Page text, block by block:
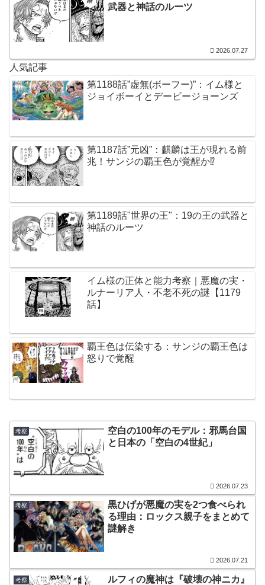
武器と神話のルーツ
2026.07.27
人気記事
第1188話”虚無(ボーフー)”：イム様と
ジョイボーイとデービージョーンズ
第1187話”元凶”：麒麟は王が現れる前
兆！サンジの覇王色が覚醒か⁉︎
第1189話"世界の王"：19の王の武器と
神話のルーツ
イム様の正体と能力考察｜悪魔の実・
ルナーリア人・不老不死の謎【1179
話】
覇王色は伝染する：サンジの覇王色は
怒りで覚醒
考察
空白の100年のモデル：邪馬台国
と日本の「空白の4世紀」
2026.07.23
考察
黒ひげが悪魔の実を2つ食べられ
る理由：ロックス親子をまとめて
謎解き
2026.07.21
考察
ルフィの魔神は『破壊の神ニカ』